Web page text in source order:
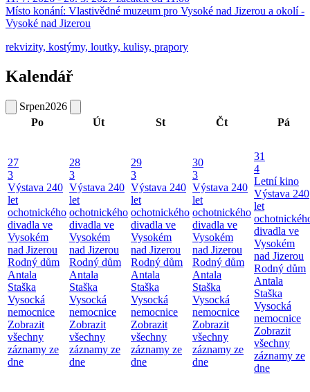
Místo konání: Vlastivědné muzeum pro Vysoké nad Jizerou a okolí -
Vysoké nad Jizerou
rekvizity, kostýmy, loutky, kulisy, prapory
Kalendář
Srpen2026
Po
Út St Čt Pá
27
3
Výstava 240
let
ochotnického
divadla ve
Vysokém
nad Jizerou
Rodný dům
Antala
Staška
Vysocká
nemocnice
Zobrazit
všechny
záznamy ze
dne
28
3
Výstava 240
let
ochotnického
divadla ve
Vysokém
nad Jizerou
Rodný dům
Antala
Staška
Vysocká
nemocnice
Zobrazit
všechny
záznamy ze
dne
29
3
Výstava 240
let
ochotnického
divadla ve
Vysokém
nad Jizerou
Rodný dům
Antala
Staška
Vysocká
nemocnice
Zobrazit
všechny
záznamy ze
dne
30
3
Výstava 240
let
ochotnického
divadla ve
Vysokém
nad Jizerou
Rodný dům
Antala
Staška
Vysocká
nemocnice
Zobrazit
všechny
záznamy ze
dne
31
4
Letní kino
Výstava 240
let
divadla ve
Vysokém
nad Jizerou
Rodný dům
Antala
Staška
Vysocká
nemocnice
Zobrazit
všechny
záznamy ze
dne